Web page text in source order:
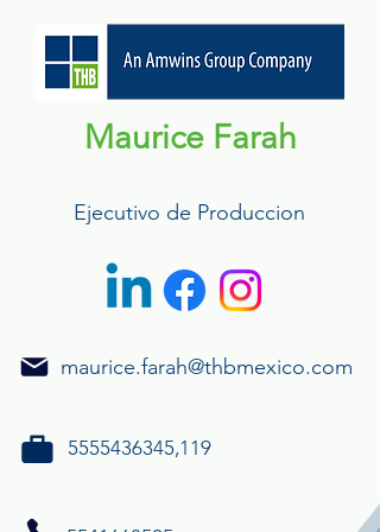
Maurice Farah
Ejecutivo de Produccion
maurice.farah@thbmexico.com
5555436345,119